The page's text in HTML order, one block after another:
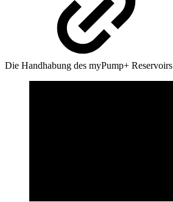
Die Handhabung des myPump+ Reservoirs